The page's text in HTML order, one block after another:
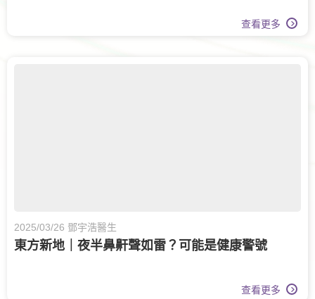
查看更多
2025/03/26 鄧宇浩醫生
東方新地｜夜半鼻鼾聲如雷？可能是健康警號
查看更多